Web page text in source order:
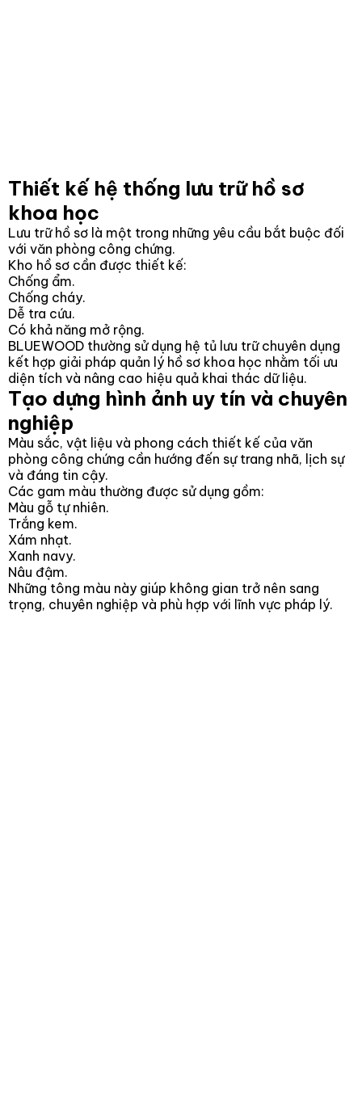
Thiết kế hệ thống lưu trữ hồ sơ
khoa học
Lưu trữ hồ sơ là một trong những yêu cầu bắt buộc đối
với văn phòng công chứng.
Kho hồ sơ cần được thiết kế:
Chống ẩm.
Chống cháy.
Dễ tra cứu.
Có khả năng mở rộng.
BLUEWOOD thường sử dụng hệ tủ lưu trữ chuyên dụng
kết hợp giải pháp quản lý hồ sơ khoa học nhằm tối ưu
diện tích và nâng cao hiệu quả khai thác dữ liệu.
Tạo dựng hình ảnh uy tín và chuyên
nghiệp
Màu sắc, vật liệu và phong cách thiết kế của văn
phòng công chứng cần hướng đến sự trang nhã, lịch sự
và đáng tin cậy.
Các gam màu thường được sử dụng gồm:
Màu gỗ tự nhiên.
Trắng kem.
Xám nhạt.
Xanh navy.
Nâu đậm.
Những tông màu này giúp không gian trở nên sang
trọng, chuyên nghiệp và phù hợp với lĩnh vực pháp lý.